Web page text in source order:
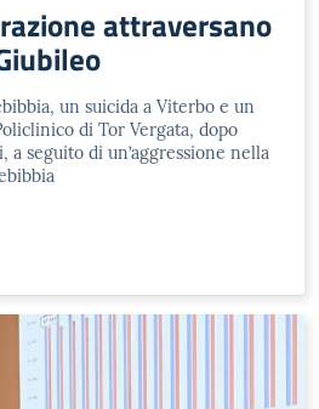
attraversano
un suicida a Viterbo e un
di Tor Vergata, dopo
a seguito di un’aggressione nella